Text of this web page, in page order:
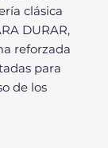
clásica
DURAR,
reforzada
para
de los